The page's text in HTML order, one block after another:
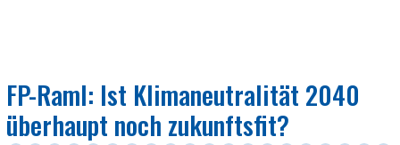
FP-Raml: Ist Klimaneutralität 2040
überhaupt noch zukunftsfit?